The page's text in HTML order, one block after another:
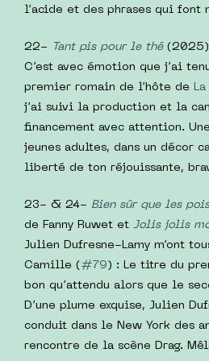
l’acide et des phrases qui font
22- Tant pis pour le thé(2025)
C’est avec émotion que j’ai
premier romain de l’hôte de
j’ai suivi la production et la
financement avec attention.
jeunes adultes, dans un décor
liberté de ton réjouissante,
23- & 24- Bien sûr que les
de Fanny Ruwet et Jolis jolis
Julien Dufresne-Lamy m’ont
Camille (#79) : Le titre du
bon qu’attendu alors que le
D’une plume exquise, Julien
conduit dans le New York des
rencontre de la scène Drag.